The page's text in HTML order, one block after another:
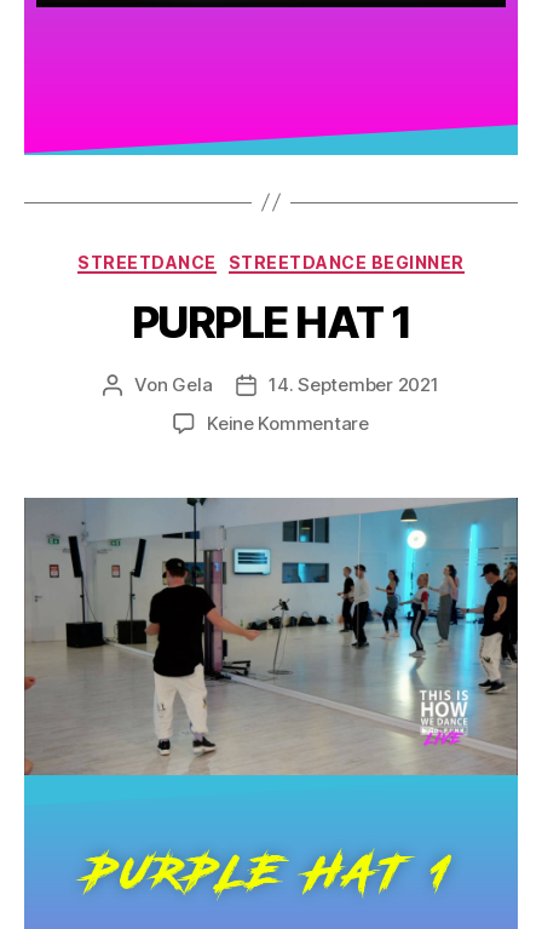
STREETDANCE STREETDANCE BEGINNER
PURPLE HAT 1
Von Gela
14. September 2021
Keine Kommentare
PURPLE HAT 1